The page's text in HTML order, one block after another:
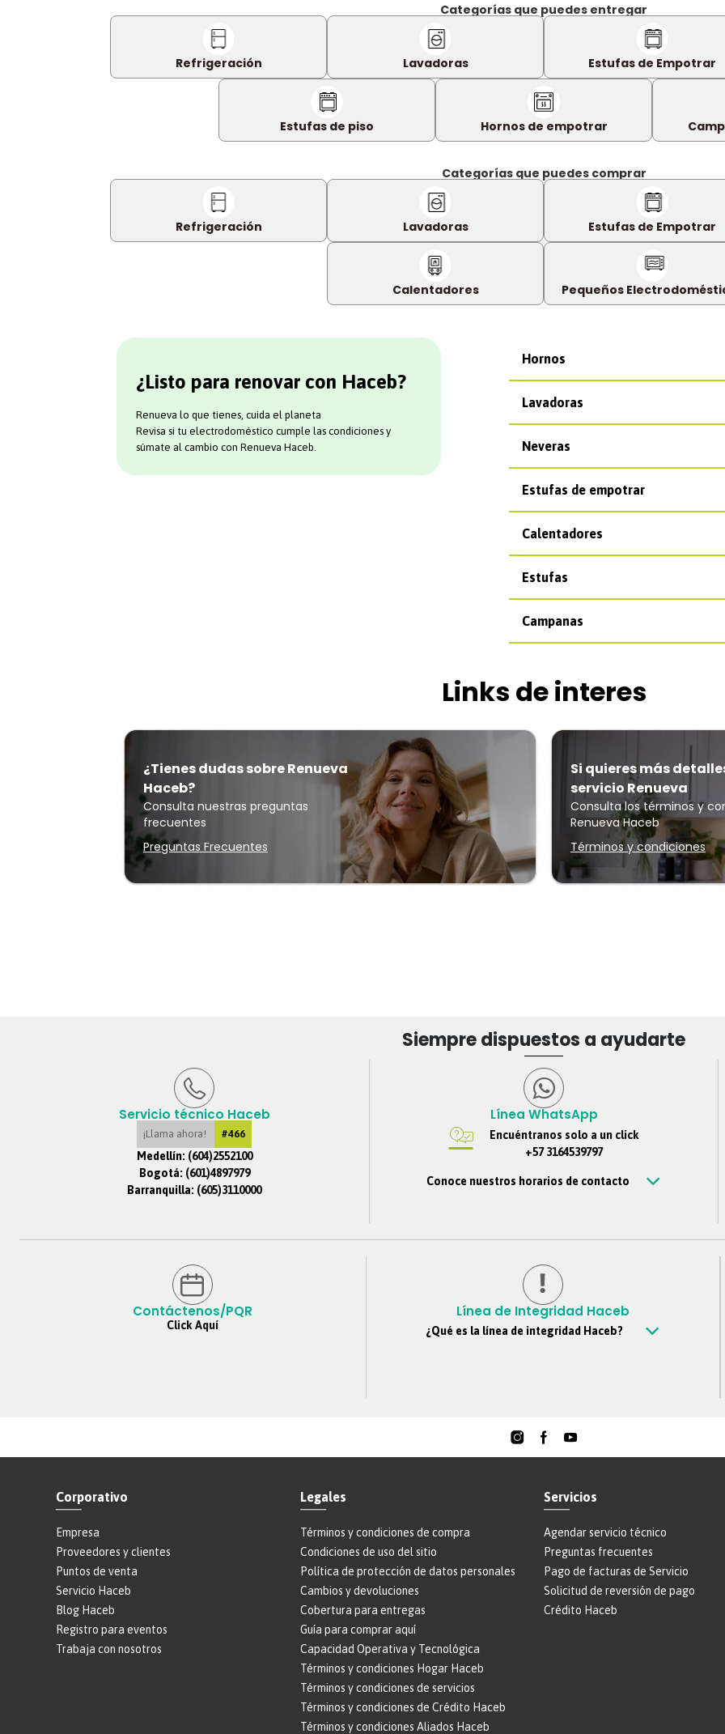
Categorías que puedes entregar
Refrigeración Lavadoras Estufas de Empotrar
Estufas de piso Hornos de empotrar
Categorías que puedes comprar
Refrigeración Lavadoras Estufas de Empotrar
Calentadores Pequeños
¿Listo para renovar con Haceb?
Renueva lo que tienes, cuida el planeta
Revisa si tu electrodoméstico cumple las condiciones y
súmate al cambio con Renueva Haceb.
Hornos
Lavadoras
Neveras
Estufas de empotrar
Calentadores
Estufas
Campanas
Links de interes
¿Tienes dudas sobre Renueva
Haceb?
Consulta nuestras preguntas
frecuentes
Preguntas Frecuentes
Si quieres más
servicio Renueva
Consulta los términos y
Renueva Haceb
Términos y condiciones
Siempre dispuestos a ayudarte
Servicio técnico Haceb
¡Llama ahora! #466
Medellín: (604)2552100
Bogotá: (601)4897979
Barranquilla: (605)3110000
Línea WhatsApp
Encuéntranos solo a un click
+57 3164539797
Conoce nuestros horarios de contacto
festivos no se tendrá atención. Si nos escribes por fuera
regreso.
Contáctenos/PQR
Click Aquí
Línea de Integridad Haceb
¿Qué es la línea de integridad Haceb?
este canal nos ayuda a soportar la cultura ética de la
018000-51-69-39
Formulario web
Correo electrónico
Lineadeintegridad@haceb.com
Corporativo
Empresa
Proveedores y clientes
Puntos de venta
Servicio Haceb
Blog Haceb
Registro para eventos
Trabaja con nosotros
Legales
Términos y condiciones de compra
Condiciones de uso del sitio
Política de protección de datos personales
Cambios y devoluciones
Cobertura para entregas
Guía para comprar aquí
Capacidad Operativa y Tecnológica
Términos y condiciones Hogar Haceb
Términos y condiciones de servicios
Términos y condiciones de Crédito Haceb
Términos y condiciones Aliados Haceb
Servicios
Agendar servicio técnico
Preguntas frecuentes
Pago de facturas de Servicio
Solicitud de reversión de pago
Crédito Haceb